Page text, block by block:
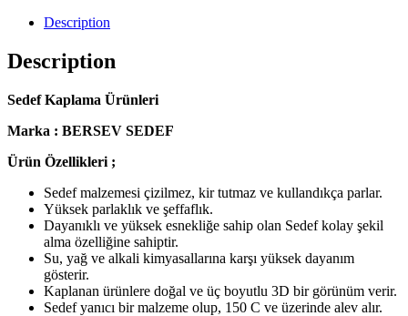
Description
Description
Sedef Kaplama Ürünleri
Marka : BERSEV SEDEF
Ürün Özellikleri ;
Sedef malzemesi çizilmez, kir tutmaz ve kullandıkça parlar.
Yüksek parlaklık ve şeffaflık.
Dayanıklı ve yüksek esnekliğe sahip olan Sedef kolay şekil
alma özelliğine sahiptir.
Su, yağ ve alkali kimyasallarına karşı yüksek dayanım
gösterir.
Kaplanan ürünlere doğal ve üç boyutlu 3D bir görünüm verir.
Sedef yanıcı bir malzeme olup, 150 C ve üzerinde alev alır.